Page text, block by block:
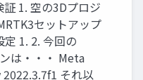
1. 空の3Dプロジ
セットアップ
1. 2. 今回の
は・・・ Meta
それ以